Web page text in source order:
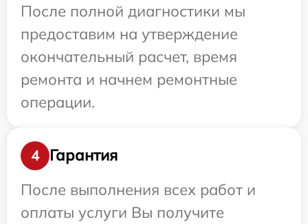
После полной диагностики мы
предоставим на утверждение
окончательный расчет, время
ремонта и начнем ремонтные
операции.
4
Гарантия
После выполнения всех работ и
оплаты услуги Вы получите